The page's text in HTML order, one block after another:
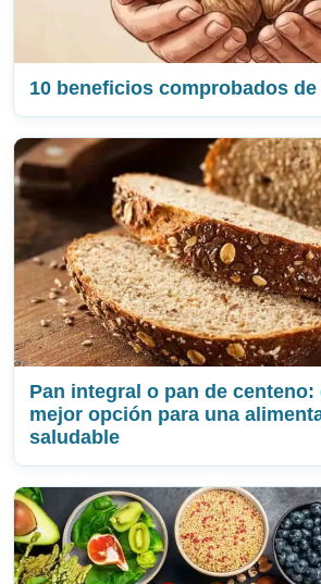
10 beneficios comprobados
Pan integral o pan de centeno:
mejor opción para una
saludable